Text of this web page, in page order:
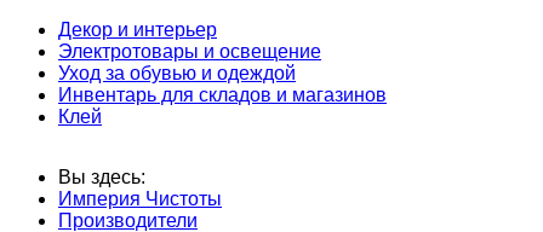
Декор и интерьер
Электротовары и освещение
Уход за обувью и одеждой
Инвентарь для складов и магазинов
Клей
Вы здесь:
Империя Чистоты
Производители